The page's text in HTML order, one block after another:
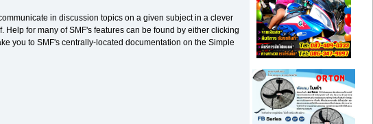
in discussion topics on a given subject in a clever
for many of SMF's features can be found by either clicking
you to SMF's centrally-located documentation on the Simple